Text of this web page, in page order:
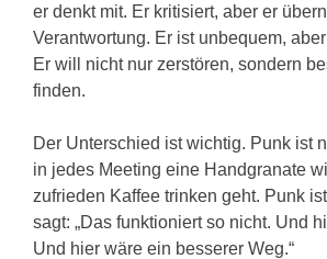
er denkt mit. Er kritisiert, aber er
Verantwortung. Er ist unbequem,
Er will nicht nur zerstören, sondern
finden.
Der Unterschied ist wichtig. Punk ist
in jedes Meeting eine Handgranate
zufrieden Kaffee trinken geht. Punk
sagt: „Das funktioniert so nicht. Und
Und hier wäre ein besserer Weg.“